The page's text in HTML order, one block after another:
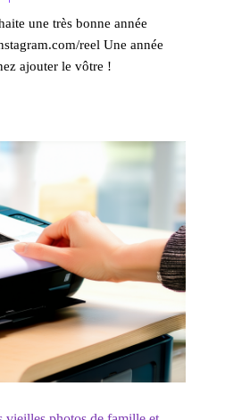
une très bonne année
reel Une année
ajouter le vôtre !